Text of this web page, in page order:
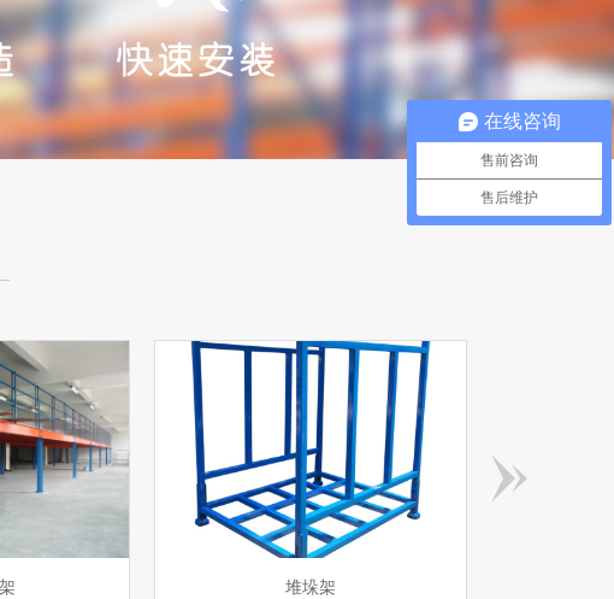
工字钢平台
在线咨询
售前咨询
售后维护